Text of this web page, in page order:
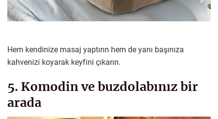
Hem kendinize masaj yaptırın hem de yanı başınıza
kahvenizi koyarak keyfini çıkarın.
5. Komodin ve buzdolabınız bir
arada